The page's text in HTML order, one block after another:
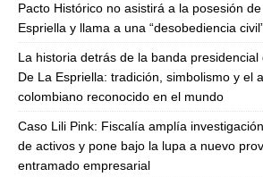
Pacto Histórico no asistirá a la posesión
Espriella y llama a una “desobediencia
La historia detrás de la banda
De La Espriella: tradición, simbolismo y el
colombiano reconocido en el mundo
Caso Lili Pink: Fiscalía amplía
de activos y pone bajo la lupa a nuevo
entramado empresarial